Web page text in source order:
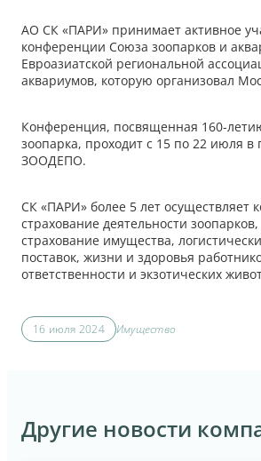
АО СК «ПАРИ» принимает активное
конференции Союза зоопарков и
Евроазиатской региональной
аквариумов, которую организовал
Конференция, посвященная 160-
зоопарка, проходит с 15 по 22 июля в
ЗООДЕПО.
СК «ПАРИ» более 5 лет осуществляет
страхование деятельности
страхование имущества,
поставок, жизни и здоровья
ответственности и экзотических
16 июля 2024 Имущество
Другие новости